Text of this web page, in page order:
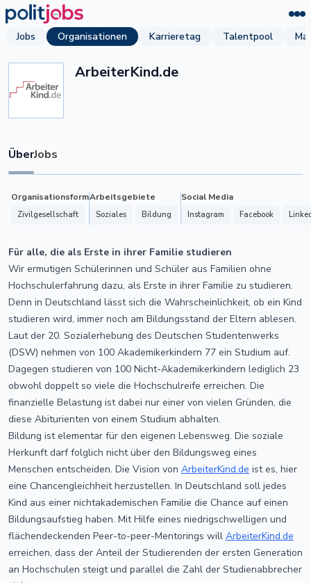
Jobs Organisationen Karrieretag Talentpool
ArbeiterKind.de
ÜberJobs
Organisationsform
Zivilgesellschaft
Arbeitsgebiete
Soziales Bildung
Social Media
Instagram Facebook
Für alle, die als Erste in ihrer Familie studieren
Wir ermutigen Schülerinnen und Schüler aus Familien ohne
Hochschulerfahrung dazu, als Erste in ihrer Familie zu studieren.
Denn in Deutschland lässt sich die Wahrscheinlichkeit, ob ein Kind
studieren wird, immer noch am Bildungsstand der Eltern ablesen.
Laut der 20. Sozialerhebung des Deutschen Studentenwerks
(DSW) nehmen von 100 Akademikerkindern 77 ein Studium auf.
Dagegen studieren von 100 Nicht-Akademikerkindern lediglich 23
obwohl doppelt so viele die Hochschulreife erreichen. Die
finanzielle Belastung ist dabei nur einer von vielen Gründen, die
diese Abiturienten von einem Studium abhalten.
Bildung ist elementar für den eigenen Lebensweg. Die soziale
Herkunft darf folglich nicht über den Bildungsweg eines
Menschen entscheiden. Die Vision von ArbeiterKind.de ist es, hier
eine Chancengleichheit herzustellen. In Deutschland soll jedes
Kind aus einer nichtakademischen Familie die Chance auf einen
Bildungsaufstieg haben. Mit Hilfe eines niedrigschwelligen und
flächendeckenden Peer-to-peer-Mentorings will ArbeiterKind.de
erreichen, dass der Anteil der Studierenden der ersten Generation
an Hochschulen steigt und parallel die Zahl der Studienabbrecher